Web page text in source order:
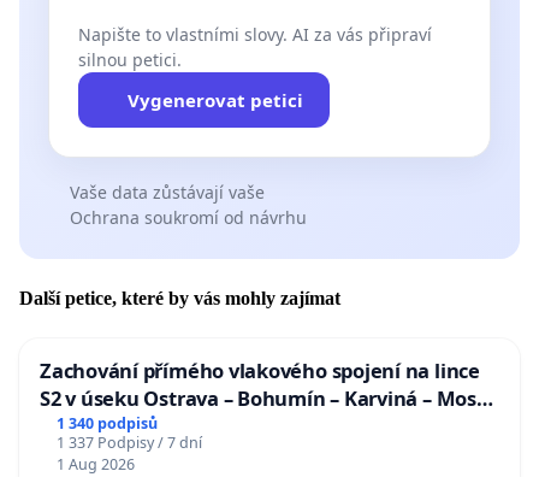
Napište to vlastními slovy. AI za vás připraví
silnou petici.
Vygenerovat petici
Vaše data zůstávají vaše
Ochrana soukromí od návrhu
Další petice, které by vás mohly zajímat
Zachování přímého vlakového spojení na lince
S2 v úseku Ostrava – Bohumín – Karviná – Mosty
u Jablunkova
1 340 podpisů
1 337 Podpisy / 7 dní
1 Aug 2026